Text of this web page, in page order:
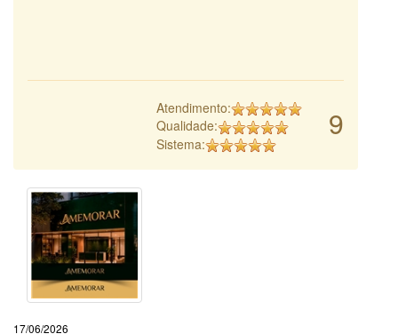
9
Atendimento:
Qualidade:
Sistema:
17/06/2026